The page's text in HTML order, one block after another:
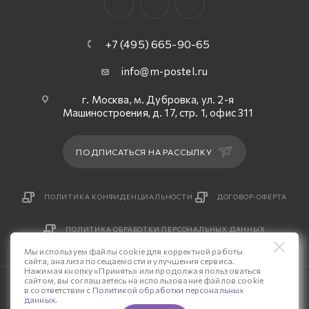
+7 (495) 665-90-65
info@m-postel.ru
г. Москва, м. Дубровка, ул. 2-я
Машиностроения, д. 17, стр. 1, офис 311
ПОДПИСАТЬСЯ НА РАССЫЛКУ
ПОЛИТИКА КОНФИДЕНЦИАЛЬНОСТИ ДОГОВОР-ОФЕРТА
ПОЛИТИКА ОБРАБОТКИ ПЕРСОНАЛЬНЫХ ДАННЫХ
© 2026 Интернет-магазин «М-Постель».
Мы используем файлы cookie для корректной работы
сайта, анализа посещаемости и улучшения сервиса.
Нажимая кнопку «Принять» или продолжая пользоваться
сайтом, вы соглашаетесь на использование файлов cookie
в соответствии с Политикой обработки персональных
данных.